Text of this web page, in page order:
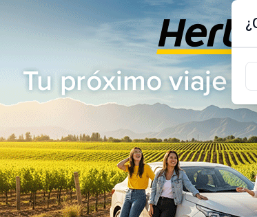
Viernes 7 de Agosto
de 2026
17.9ºc | Buenos Aires, AR
ACTUALIDAD